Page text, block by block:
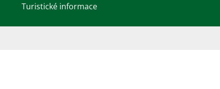
Turistické informace